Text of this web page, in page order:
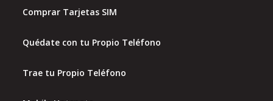
Comprar Tarjetas SIM
Quédate con tu Propio Teléfono
Trae tu Propio Teléfono